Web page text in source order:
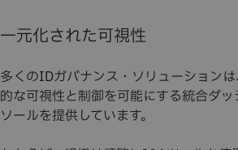
一元化された可視性
多くのIDガバナンス・ソリューション
的な可視性と制御を可能にする統合ダ
ソールを提供しています。